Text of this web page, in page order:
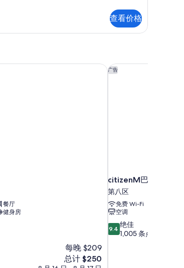
查看价格
餐厅
健身房
每晚 $209
新
总计 $250
广告
citizenM巴黎香榭丽
第八区
免费 Wi-Fi
空调
9.4
分，
9.4 绝佳
1,005 条点评
citizenM巴黎香榭丽